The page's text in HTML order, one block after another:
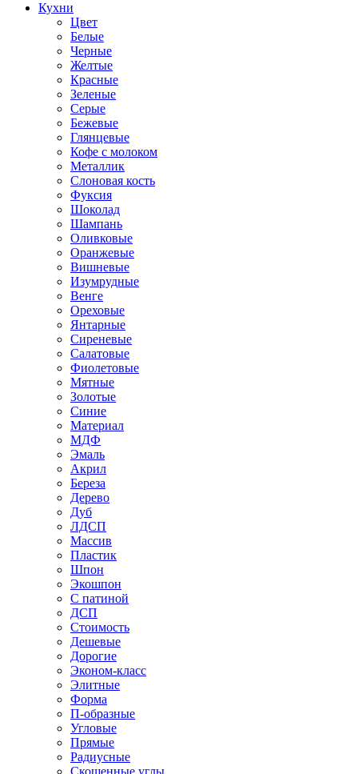
Кухни
Цвет
Белые
Черные
Желтые
Красные
Зеленые
Серые
Бежевые
Глянцевые
Кофе с молоком
Металлик
Слоновая кость
Фуксия
Шоколад
Шампань
Оливковые
Оранжевые
Вишневые
Изумрудные
Венге
Ореховые
Янтарные
Сиреневые
Салатовые
Фиолетовые
Мятные
Золотые
Синие
Материал
МДФ
Эмаль
Акрил
Береза
Дерево
Дуб
ЛДСП
Массив
Пластик
Шпон
Экошпон
С патиной
ДСП
Стоимость
Дешевые
Дорогие
Эконом-класс
Элитные
Форма
П-образные
Угловые
Прямые
Радиусные
Скошенные углы